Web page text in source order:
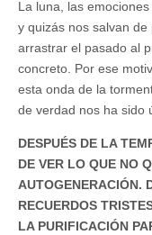
La luna, las
y quizás nos salvan
arrastrar el pasado al
concreto. Por ese
esta onda de la
de verdad nos ha sido
DESPUÉS DE LA
DE VER LO QUE NO
AUTOGENERACIÓN.
RECUERDOS
LA PURIFICACIÓN